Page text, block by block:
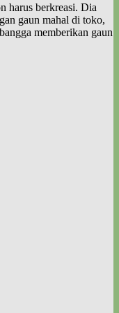
harus berkreasi. Dia
gaun mahal di toko,
memberikan gaun